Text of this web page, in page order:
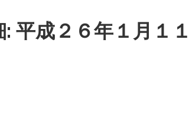
平成２６年１月１